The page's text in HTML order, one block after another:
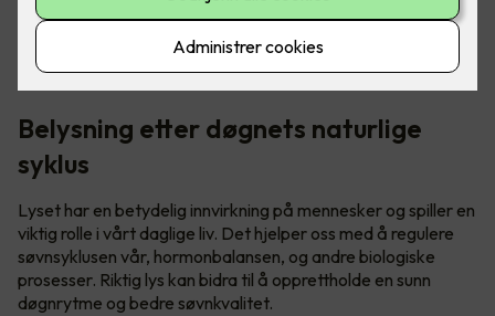
I norden har vi veldig varierende lysmengde - fra "polar
natt" til midnattssol. Det er her riktig belysning blir så
viktig, for å opprettholde riktig døgnrytme.
Belysning etter døgnets naturlige
syklus
Lyset har en betydelig innvirkning på mennesker og spiller en
viktig rolle i vårt daglige liv. Det hjelper oss med å regulere
søvnsyklusen vår, hormonbalansen, og andre biologiske
prosesser. Riktig lys kan bidra til å opprettholde en sunn
døgnrytme og bedre søvnkvalitet.